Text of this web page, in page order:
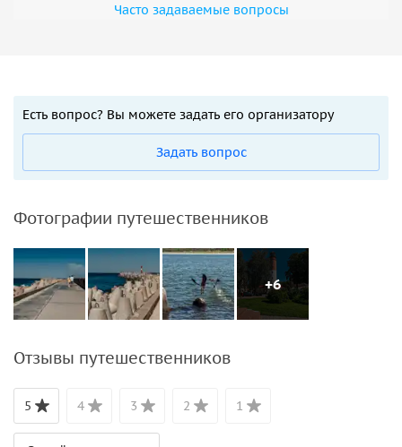
Часто задаваемые вопросы
Есть вопрос? Вы можете задать его организатору
Задать вопрос
Фотографии путешественников
+6
Отзывы путешественников
5 4 3 2 1